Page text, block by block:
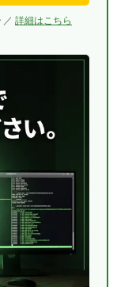
詳細はこちら